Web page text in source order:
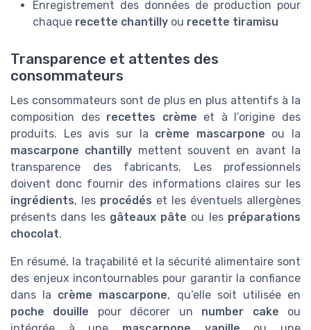
Enregistrement des données de production pour
chaque recette chantilly ou recette tiramisu
Transparence et attentes des
consommateurs
Les consommateurs sont de plus en plus attentifs à la
composition des recettes crème et à l’origine des
produits. Les avis sur la crème mascarpone ou la
mascarpone chantilly mettent souvent en avant la
transparence des fabricants. Les professionnels
doivent donc fournir des informations claires sur les
ingrédients, les procédés et les éventuels allergènes
présents dans les gâteaux pâte ou les préparations
chocolat.
En résumé, la traçabilité et la sécurité alimentaire sont
des enjeux incontournables pour garantir la confiance
dans la crème mascarpone, qu’elle soit utilisée en
poche douille pour décorer un number cake ou